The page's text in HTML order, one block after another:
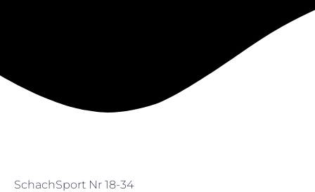
SchachSport Nr 18-34